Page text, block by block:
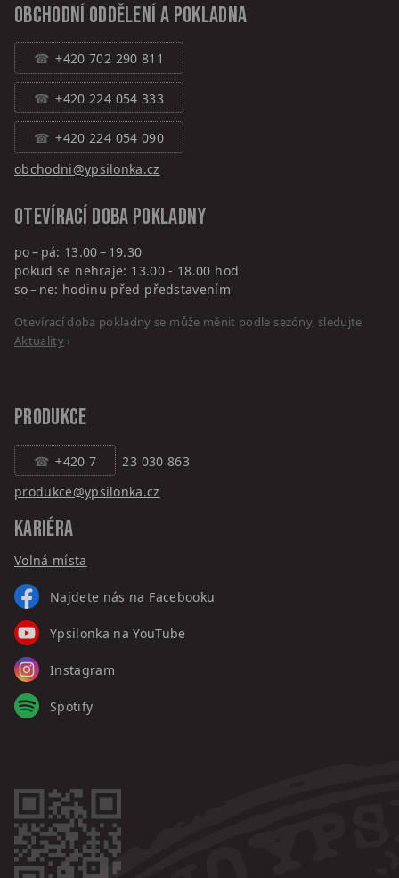
Obchodní oddělení a pokladna
+420 702 290 811
+420 224 054 333
+420 224 054 090
obchodni@ypsilonka.cz
Otevírací doba pokladny
po – pá: 13.00 – 19.30
pokud se nehraje: 13.00 - 18.00 hod
so – ne: hodinu před představením
Otevírací doba pokladny se může měnit podle sezóny, sledujte
Aktuality›
PRODUKCE
+420 7
23 030 863
produkce@ypsilonka.cz
KARIÉRA
Volná místa
Najdete nás na Facebooku
Ypsilonka na YouTube
Instagram
Spotify